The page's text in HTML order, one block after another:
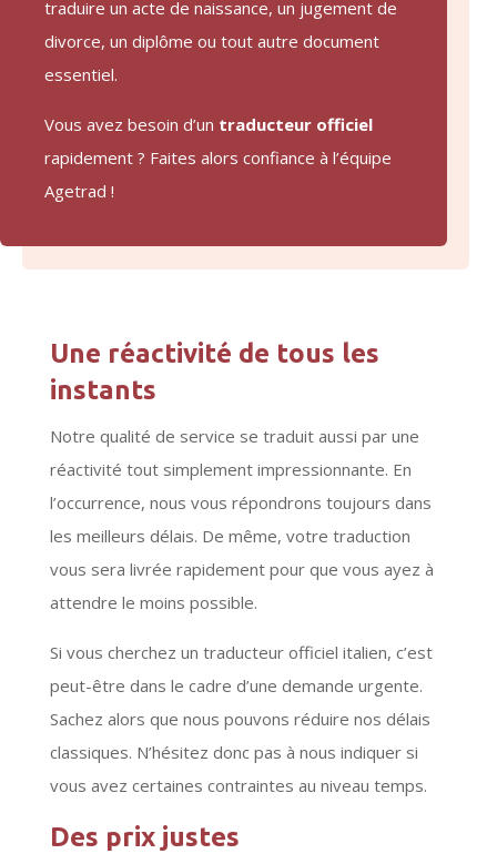
traduire un acte de naissance, un jugement de
divorce, un diplôme ou tout autre document
essentiel.
Vous avez besoin d’un traducteur officiel
rapidement ? Faites alors confiance à l’équipe
Agetrad !
Une réactivité de tous les
instants
Notre qualité de service se traduit aussi par une
réactivité tout simplement impressionnante. En
l’occurrence, nous vous répondrons toujours dans
les meilleurs délais. De même, votre traduction
vous sera livrée rapidement pour que vous ayez à
attendre le moins possible.
Si vous cherchez un traducteur officiel italien, c’est
peut-être dans le cadre d’une demande urgente.
Sachez alors que nous pouvons réduire nos délais
classiques. N’hésitez donc pas à nous indiquer si
vous avez certaines contraintes au niveau temps.
Des prix justes